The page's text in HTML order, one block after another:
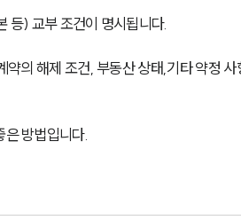
등) 교부 조건이 명시됩니다.
의 해제 조건, 부동산 상태,기타 약정 사
방법입니다.